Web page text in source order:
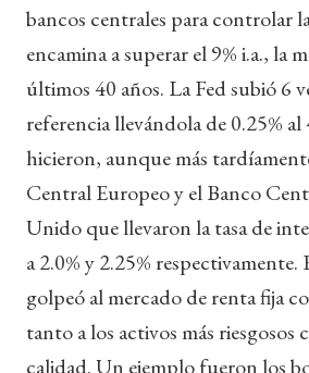
bancos centrales para controlar
encamina a superar el 9% i.a., la
últimos 40 años. La Fed subió 6
referencia llevándola de 0.25%
hicieron, aunque más
Central Europeo y el Banco
Unido que llevaron la tasa de
a 2.0% y 2.25%
golpeó al mercado de renta fija
tanto a los activos más riesgosos
calidad. Un ejemplo fueron los